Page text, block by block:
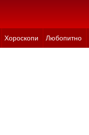
Хороскопи Любопитно